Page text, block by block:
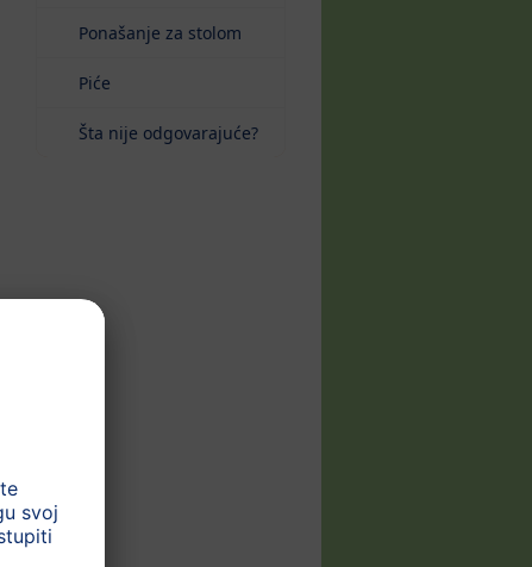
Ponašanje za stolom
Piće
Šta nije odgovarajuće?